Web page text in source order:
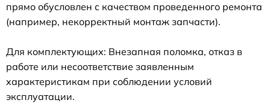
прямо обусловлен с качеством проведенного ремонта
(например, некорректный монтаж запчасти).
Для комплектующих: Внезапная поломка, отказ в
работе или несоответствие заявленным
характеристикам при соблюдении условий
эксплуатации.